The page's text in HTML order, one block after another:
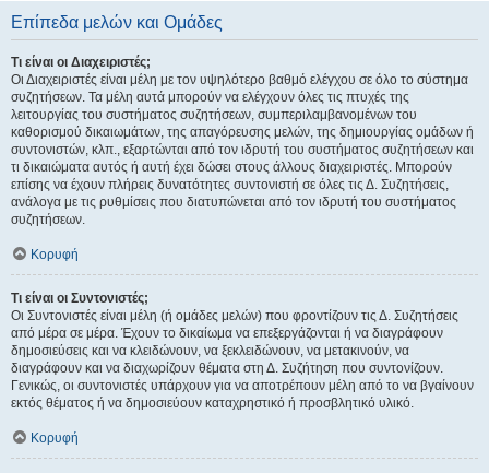
Επίπεδα μελών και Ομάδες
Τι είναι οι Διαχειριστές;
Οι Διαχειριστές είναι μέλη με τον υψηλότερο βαθμό ελέγχου σε όλο το σύστημα
συζητήσεων. Τα μέλη αυτά μπορούν να ελέγχουν όλες τις πτυχές της
λειτουργίας του συστήματος συζητήσεων, συμπεριλαμβανομένων του
καθορισμού δικαιωμάτων, της απαγόρευσης μελών, της δημιουργίας ομάδων ή
συντονιστών, κλπ., εξαρτώνται από τον ιδρυτή του συστήματος συζητήσεων και
τι δικαιώματα αυτός ή αυτή έχει δώσει στους άλλους διαχειριστές. Μπορούν
επίσης να έχουν πλήρεις δυνατότητες συντονιστή σε όλες τις Δ. Συζητήσεις,
ανάλογα με τις ρυθμίσεις που διατυπώνεται από τον ιδρυτή του συστήματος
συζητήσεων.
Κορυφή
Τι είναι οι Συντονιστές;
Οι Συντονιστές είναι μέλη (ή ομάδες μελών) που φροντίζουν τις Δ. Συζητήσεις
από μέρα σε μέρα. Έχουν το δικαίωμα να επεξεργάζονται ή να διαγράφουν
δημοσιεύσεις και να κλειδώνουν, να ξεκλειδώνουν, να μετακινούν, να
διαγράφουν και να διαχωρίζουν θέματα στη Δ. Συζήτηση που συντονίζουν.
Γενικώς, οι συντονιστές υπάρχουν για να αποτρέπουν μέλη από το να βγαίνουν
εκτός θέματος ή να δημοσιεύουν καταχρηστικό ή προσβλητικό υλικό.
Κορυφή